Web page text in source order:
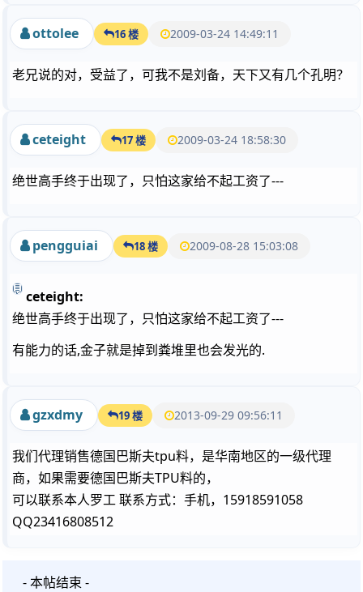
ottolee 16 楼 2009-03-24 14:49:11
老兄说的对，受益了，可我不是刘备，天下又有几个孔明？
ceteight 17 楼 2009-03-24 18:58:30
绝世高手终于出现了，只怕这家给不起工资了---
pengguiai 18 楼 2009-08-28 15:03:08
ceteight:
绝世高手终于出现了，只怕这家给不起工资了---
有能力的话,金子就是掉到粪堆里也会发光的.
gzxdmy 19 楼 2013-09-29 09:56:11
我们代理销售德国巴斯夫tpu料，是华南地区的一级代理
商，如果需要德国巴斯夫TPU料的，
可以联系本人罗工 联系方式：手机，15918591058
QQ23416808512
- 本帖结束 -